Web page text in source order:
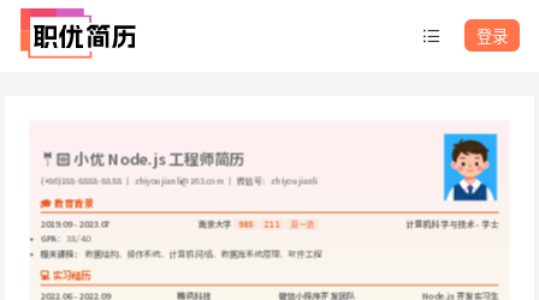
登录
🤵🏻 小优 Node.js 工程师简历
(+86)188-8888-8888 ｜ zhiyoujianli@163.com ｜ 微信号：zhiyoujianli
🎓 教育背景
2019.09 - 2023.07 南京大学 985 211 双一流
计算机科学与技术 - 学士
GPA：3.8/4.0
相关课程：
数据结构、操作系统、计算机网络、数据库系统原理、软件工程
💻 实习经历
2022.06 - 2022.09 腾讯科技 微信小程序开发团队 Node.js 开发实习生